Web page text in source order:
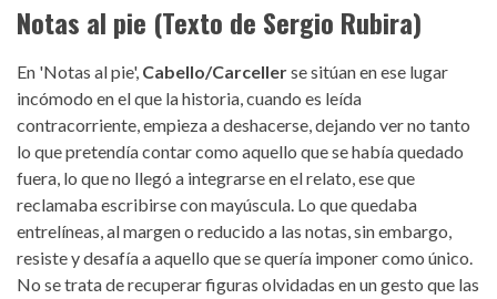
Notas al pie (Texto de Sergio Rubira)
En 'Notas al pie', Cabello/Carcellerse sitúan en ese lugar
incómodo en el que la historia, cuando es leída
contracorriente, empieza a deshacerse, dejando ver no tanto
lo que pretendía contar como aquello que se había quedado
fuera, lo que no llegó a integrarse en el relato, ese que
reclamaba escribirse con mayúscula. Lo que quedaba
entrelíneas, al margen o reducido a las notas, sin embargo,
resiste y desafía a aquello que se quería imponer como único.
No se trata de recuperar figuras olvidadas en un gesto que las